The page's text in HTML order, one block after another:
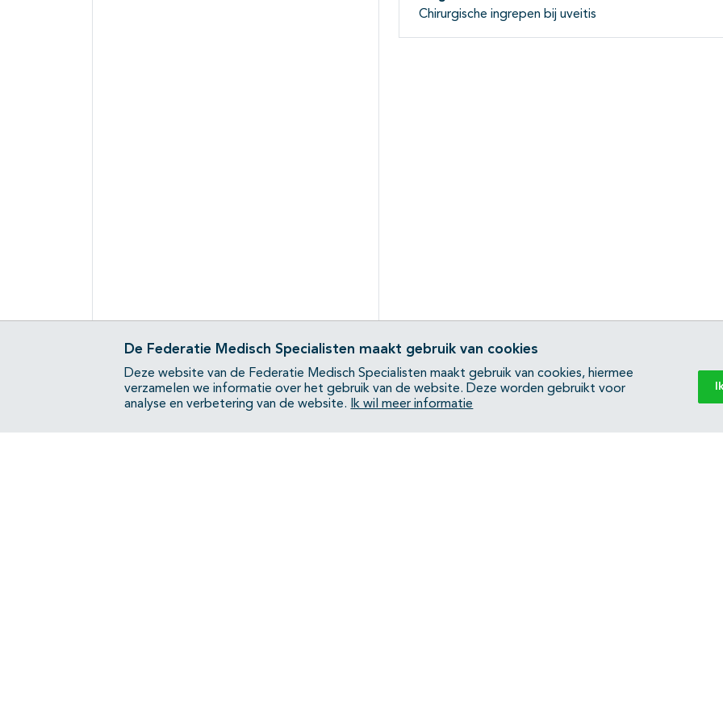
Chirurgische ingrepen bij uveitis
De Federatie Medisch Specialisten maakt gebruik van cookies
Deze website van de Federatie Medisch Specialisten maakt gebruik van cookies, hiermee
verzamelen we informatie over het gebruik van de website. Deze worden gebruikt voor
analyse en verbetering van de website.
Ik wil meer informatie